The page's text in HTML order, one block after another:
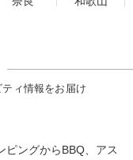
ィ情報をお届け
ピングからBBQ、アス